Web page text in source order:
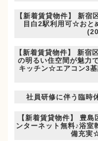
【新着賃貸物件】 新宿
目白2駅利用可☆おと
【新着賃貸物件】 新
の明るい住空間が魅力
キッチン☆エアコン3
社員研修に伴う臨時
【新着賃貸物件】 豊
ンターネット無料♪浴室
備充実